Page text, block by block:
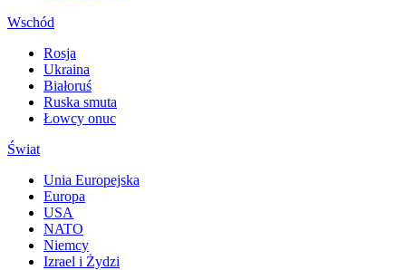
Wschód
Rosja
Ukraina
Białoruś
Ruska smuta
Łowcy onuc
Świat
Unia Europejska
Europa
USA
NATO
Niemcy
Izrael i Żydzi